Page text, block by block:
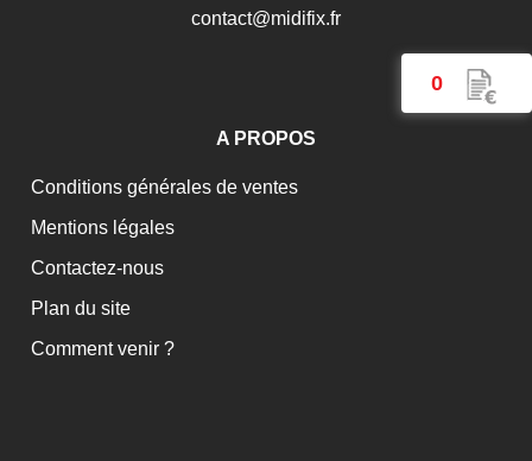
0
contact@midifix.fr
A PROPOS
Conditions générales de ventes
Mentions légales
Contactez-nous
Plan du site
Comment venir ?